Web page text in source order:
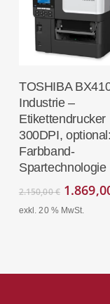
In
TOSHIBA
Industrie –
Etikettendrucker
300DPI, optional:
Farbband-
Spartechnologie
2.150,00€
Preis
exkl. 20 % MwSt.